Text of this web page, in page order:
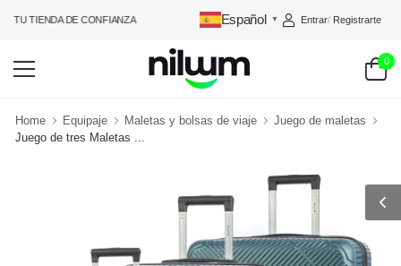
TU TIENDA DE CONFIANZA Español ▼ Entrar/ Registrarte
0
Home Equipaje Maletas y bolsas de viaje
Juego de maletas
Juego de tres Maletas ...